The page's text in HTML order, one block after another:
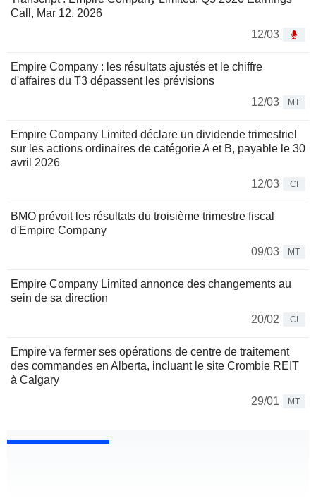
Call, Mar 12, 2026
12/03
Empire Company : les résultats ajustés et le chiffre
d'affaires du T3 dépassent les prévisions
12/03
MT
Empire Company Limited déclare un dividende trimestriel
sur les actions ordinaires de catégorie A et B, payable le 30
avril 2026
12/03
CI
BMO prévoit les résultats du troisième trimestre fiscal
d'Empire Company
09/03
MT
Empire Company Limited annonce des changements au
sein de sa direction
20/02
CI
Empire va fermer ses opérations de centre de traitement
des commandes en Alberta, incluant le site Crombie REIT
à Calgary
29/01
MT